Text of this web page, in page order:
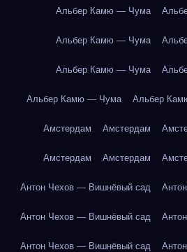
Альбер Камю — Чума
Альбер Камю — Чума
Альбер Камю — Чума
Альбер Камю — Чума Альбер
Амстердам Амстердам
Амстердам Амстердам
Антон Чехов — Вишнёвый сад
Антон Чехов — Вишнёвый сад
Антон Чехов — Вишнёвый сад